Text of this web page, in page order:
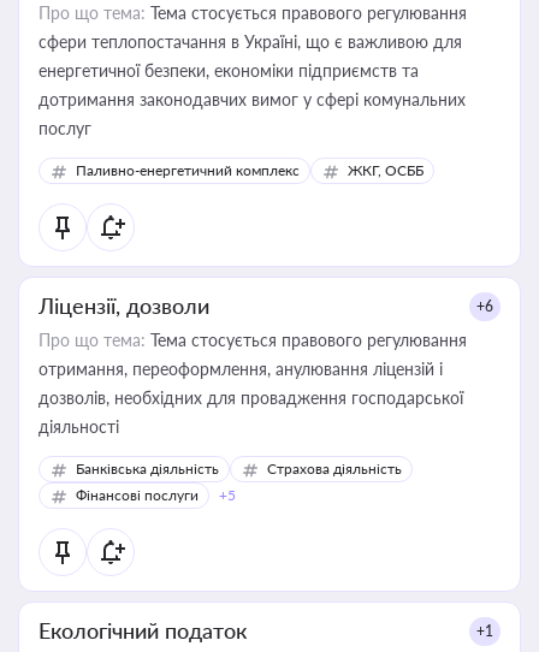
Про що тема: Тема стосується правового регулювання
сфери теплопостачання в Україні, що є важливою для
енергетичної безпеки, економіки підприємств та
дотримання законодавчих вимог у сфері комунальних
послуг
Паливно-енергетичний комплекс ЖКГ, ОСББ
Ліцензії, дозволи +6
Про що тема: Тема стосується правового регулювання
отримання, переоформлення, анулювання ліцензій і
дозволів, необхідних для провадження господарської
діяльності
Банківська діяльність
Страхова діяльність
Фінансові послуги
+5
Екологічний податок +1